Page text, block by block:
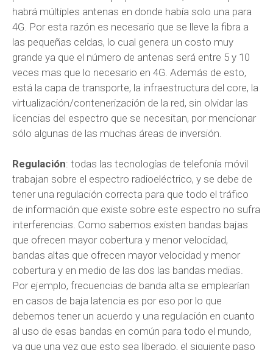
habrá múltiples antenas en donde había solo una para
4G. Por esta razón es necesario que se lleve la fibra a
las pequeñas celdas, lo cual genera un costo muy
grande ya que el número de antenas será entre 5 y 10
veces mas que lo necesario en 4G. Además de esto,
está la capa de transporte, la infraestructura del core, la
virtualización/contenerización de la red, sin olvidar las
licencias del espectro que se necesitan, por mencionar
sólo algunas de las muchas áreas de inversión.
Regulación: todas las tecnologías de telefonía móvil
trabajan sobre el espectro radioeléctrico, y se debe de
tener una regulación correcta para que todo el tráfico
de información que existe sobre este espectro no sufra
interferencias. Como sabemos existen bandas bajas
que ofrecen mayor cobertura y menor velocidad,
bandas altas que ofrecen mayor velocidad y menor
cobertura y en medio de las dos las bandas medias.
Por ejemplo, frecuencias de banda alta se emplearían
en casos de baja latencia es por eso por lo que
debemos tener un acuerdo y una regulación en cuanto
al uso de esas bandas en común para todo el mundo,
ya que una vez que esto sea liberado, el siguiente paso